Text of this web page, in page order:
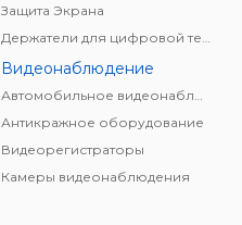
Защита Экрана
Видеонаблюдение
Антикражное оборудование
Видеорегистраторы
Камеры видеонаблюдения